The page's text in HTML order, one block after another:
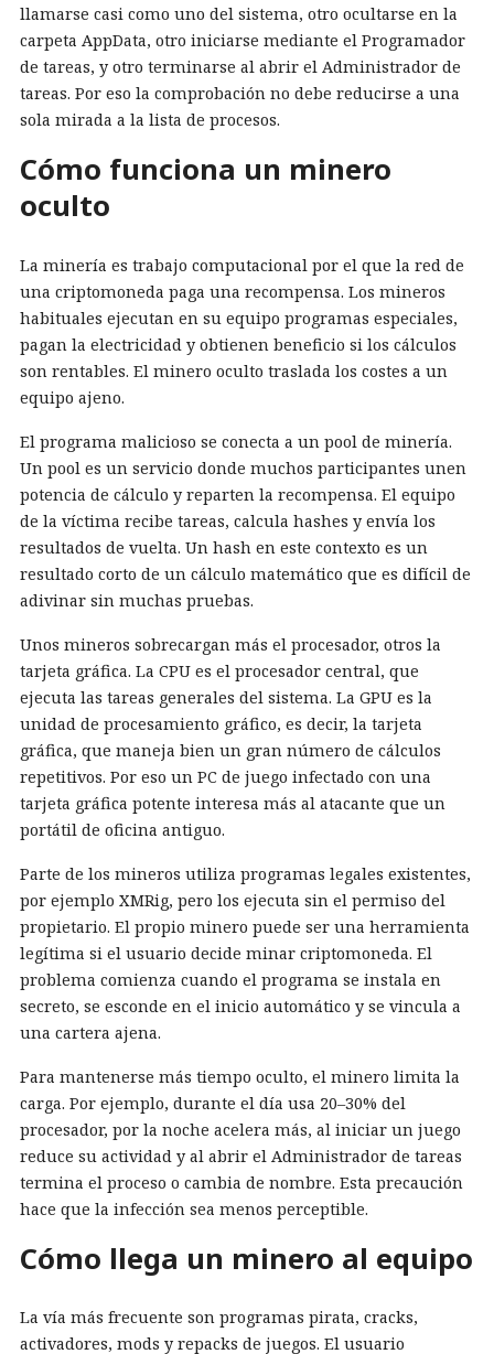
llamarse casi como uno del sistema, otro ocultarse en la
carpeta AppData, otro iniciarse mediante el Programador
de tareas, y otro terminarse al abrir el Administrador de
tareas. Por eso la comprobación no debe reducirse a una
sola mirada a la lista de procesos.
Cómo funciona un minero
oculto
La minería es trabajo computacional por el que la red de
una criptomoneda paga una recompensa. Los mineros
habituales ejecutan en su equipo programas especiales,
pagan la electricidad y obtienen beneficio si los cálculos
son rentables. El minero oculto traslada los costes a un
equipo ajeno.
El programa malicioso se conecta a un pool de minería.
Un pool es un servicio donde muchos participantes unen
potencia de cálculo y reparten la recompensa. El equipo
de la víctima recibe tareas, calcula hashes y envía los
resultados de vuelta. Un hash en este contexto es un
resultado corto de un cálculo matemático que es difícil de
adivinar sin muchas pruebas.
Unos mineros sobrecargan más el procesador, otros la
tarjeta gráfica. La CPU es el procesador central, que
ejecuta las tareas generales del sistema. La GPU es la
unidad de procesamiento gráfico, es decir, la tarjeta
gráfica, que maneja bien un gran número de cálculos
repetitivos. Por eso un PC de juego infectado con una
tarjeta gráfica potente interesa más al atacante que un
portátil de oficina antiguo.
Parte de los mineros utiliza programas legales existentes,
por ejemplo XMRig, pero los ejecuta sin el permiso del
propietario. El propio minero puede ser una herramienta
legítima si el usuario decide minar criptomoneda. El
problema comienza cuando el programa se instala en
secreto, se esconde en el inicio automático y se vincula a
una cartera ajena.
Para mantenerse más tiempo oculto, el minero limita la
carga. Por ejemplo, durante el día usa 20–30% del
procesador, por la noche acelera más, al iniciar un juego
reduce su actividad y al abrir el Administrador de tareas
termina el proceso o cambia de nombre. Esta precaución
hace que la infección sea menos perceptible.
Cómo llega un minero al equipo
La vía más frecuente son programas pirata, cracks,
activadores, mods y repacks de juegos. El usuario